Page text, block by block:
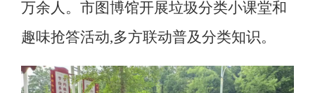
万余人。市图博馆开展垃圾分类小课堂和
趣味抢答活动,多方联动普及分类知识。